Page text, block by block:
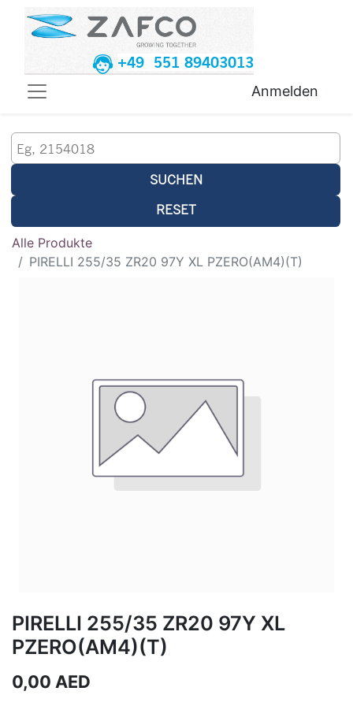
+49 551 89403013
Anmelden
SUCHEN
RESET
Alle Produkte
PIRELLI 255/35 ZR20 97Y XL PZERO(AM4)(T)
PIRELLI 255/35 ZR20 97Y XL
PZERO(AM4)(T)
0,00 AED